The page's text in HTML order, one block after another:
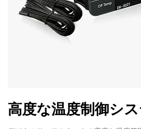
高度な温度制御シ